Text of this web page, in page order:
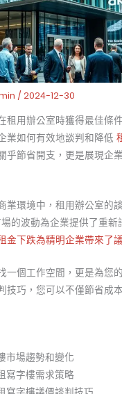
/2024-12-30
租用辦公室時獲得最佳條
業如何有效地談判和降低
乎節省開支，更是展現企
業環境中，租用辦公室的
的波動為企業提供了重新
金下跌為精明企業帶來了
一個工作空間，更是為您
技巧，您可以不僅節省成
市場趨勢和變化
寫字樓需求策略